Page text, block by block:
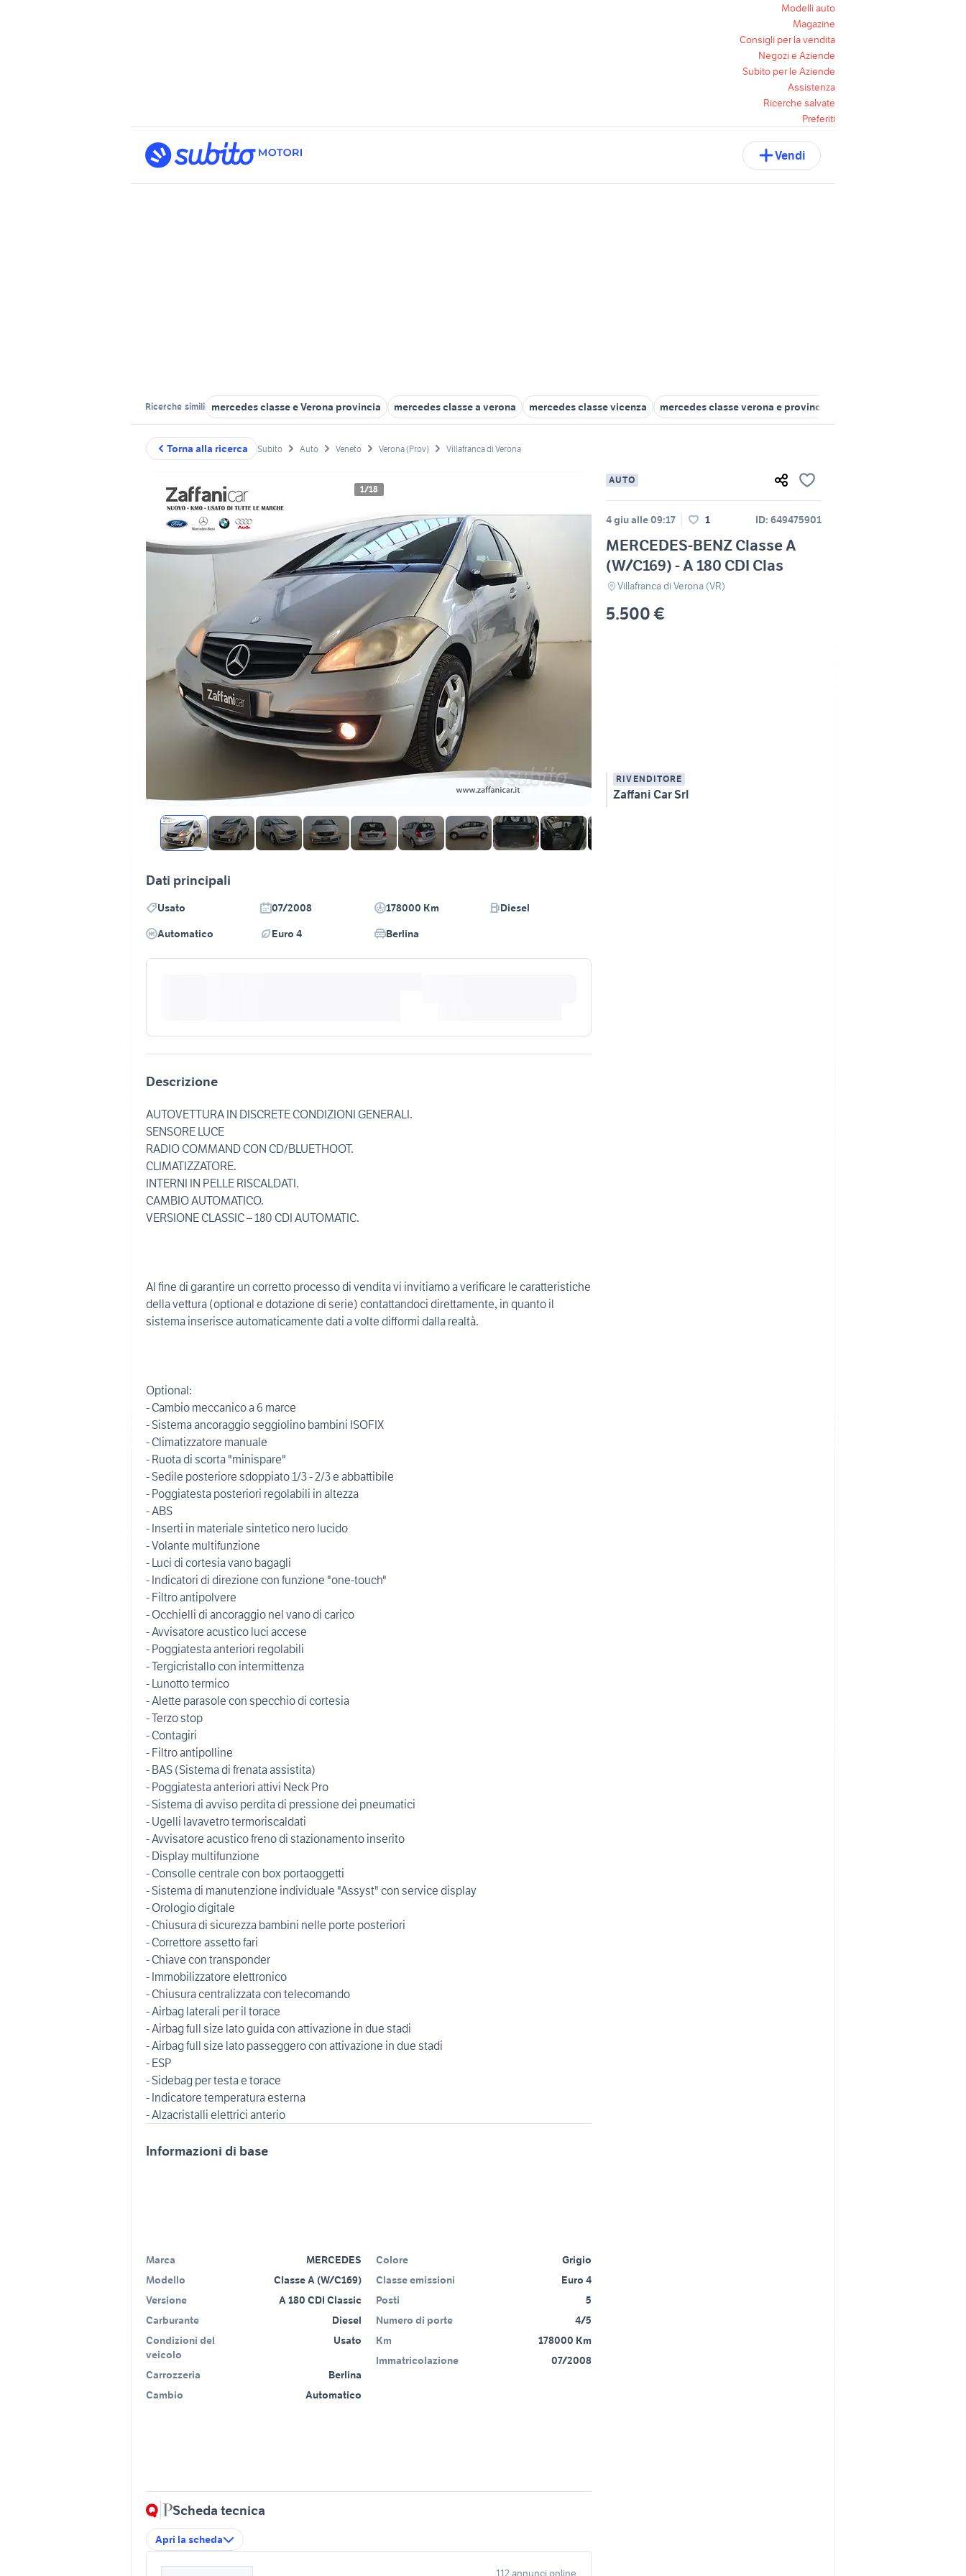
Modelli auto
Magazine
Consigli per la vendita
Negozi e Aziende
Subito per le Aziende
Assistenza
Ricerche salvate
Preferiti
Vendi
Ricerche simili mercedes classe e Verona provincia mercedes classe a verona mercedes classe vicenza mercedes classe verona e provincia
Torna alla ricerca Subito Auto Veneto Verona (Prov) Villafranca di Verona
1/18
AUTO
4 giu alle 09:17 1 ID: 649475901
MERCEDES-BENZ Classe A
(W/C169) - A 180 CDI Clas
Villafranca di Verona (VR)
5.500 €
RIVENDITORE
Zaffani Car Srl
Dati principali
Usato 07/2008 178000 Km
Diesel
Automatico
Euro 4 Berlina
Descrizione
AUTOVETTURA IN DISCRETE CONDIZIONI GENERALI.
SENSORE LUCE
RADIO COMMAND CON CD/BLUETHOOT.
CLIMATIZZATORE.
INTERNI IN PELLE RISCALDATI.
CAMBIO AUTOMATICO.
VERSIONE CLASSIC – 180 CDI AUTOMATIC.
Al fine di garantire un corretto processo di vendita vi invitiamo a verificare le caratteristiche
della vettura (optional e dotazione di serie) contattandoci direttamente, in quanto il
sistema inserisce automaticamente dati a volte difformi dalla realtà.
Optional:
- Cambio meccanico a 6 marce
- Sistema ancoraggio seggiolino bambini ISOFIX
- Climatizzatore manuale
- Ruota di scorta "minispare"
- Sedile posteriore sdoppiato 1/3 - 2/3 e abbattibile
- Poggiatesta posteriori regolabili in altezza
- ABS
- Inserti in materiale sintetico nero lucido
- Volante multifunzione
- Luci di cortesia vano bagagli
- Indicatori di direzione con funzione "one-touch"
- Filtro antipolvere
- Occhielli di ancoraggio nel vano di carico
- Avvisatore acustico luci accese
- Poggiatesta anteriori regolabili
- Tergicristallo con intermittenza
- Lunotto termico
- Alette parasole con specchio di cortesia
- Terzo stop
- Contagiri
- Filtro antipolline
- BAS (Sistema di frenata assistita)
- Poggiatesta anteriori attivi Neck Pro
- Sistema di avviso perdita di pressione dei pneumatici
- Ugelli lavavetro termoriscaldati
- Avvisatore acustico freno di stazionamento inserito
- Display multifunzione
- Consolle centrale con box portaoggetti
- Sistema di manutenzione individuale "Assyst" con service display
- Orologio digitale
- Chiusura di sicurezza bambini nelle porte posteriori
- Correttore assetto fari
- Chiave con transponder
- Immobilizzatore elettronico
- Chiusura centralizzata con telecomando
- Airbag laterali per il torace
- Airbag full size lato guida con attivazione in due stadi
- Airbag full size lato passeggero con attivazione in due stadi
- ESP
- Sidebag per testa e torace
- Indicatore temperatura esterna
- Alzacristalli elettrici anterio
Informazioni di base
Marca
MERCEDES
Modello
Classe A (W/C169)
Versione
A 180 CDI Classic
Carburante
Diesel
Condizioni del
veicolo
Usato
Carrozzeria
Berlina
Cambio
Automatico
Colore
Grigio
Classe emissioni
Euro 4
Posti
5
Numero di porte
4/5
Km
178000 Km
Immatricolazione
07/2008
Scheda tecnica
Apri la scheda
112 annunci online